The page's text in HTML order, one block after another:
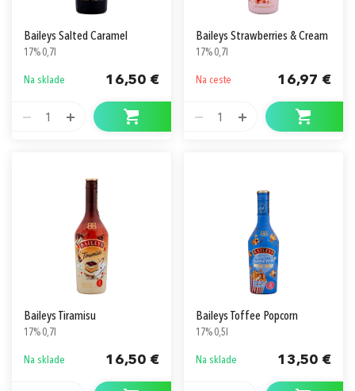
Baileys Salted Caramel
17% 0,7l
Na sklade 16,50 €
1
Baileys Strawberries & Cream
17% 0,7l
Na ceste 16,97 €
1
Baileys Tiramisu
17% 0,7l
Na sklade 16,50 €
Baileys Toffee Popcorn
17% 0,5l
Na sklade 13,50 €